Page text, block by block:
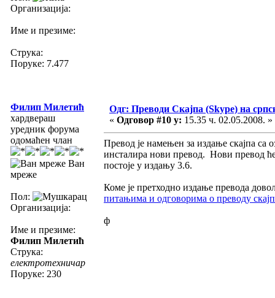
Организација:
Име и презиме:
Струка:
Поруке: 7.477
Филип Милетић
хардвераш
уредник форума
одомаћен члан
Ван
мреже
Пол:
Организација:
Име и презиме:
Филип Милетић
Струка:
електротехничар
Поруке: 230
Одг: Преводи Скајпа (Skype) на
« Одговор #10 у: 15.35 ч. 02.05.2008. »
Превод је намењен за издање скајпа са
инсталира нови превод. Нови превод ће
постоје у издању 3.6.
Коме је претходно издање превода
питањима и одговорима о преводу
ф